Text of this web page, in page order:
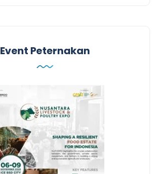
Event Peternakan